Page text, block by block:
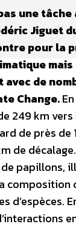
une tâche
Jiguet
pour la
de
Change.
249 km vers
de près de
de
de papillons,
composition
d’espèces.